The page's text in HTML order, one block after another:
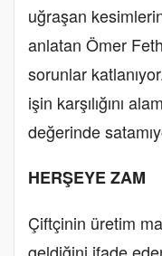
uğraşan
anlatan Ömer
sorunlar
işin karşılığını
değerinde
HERŞEYE ZAM
Çiftçinin üretim
geldiğini ifade